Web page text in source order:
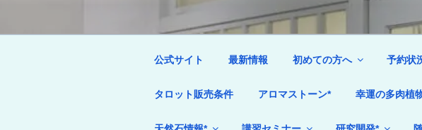
公式サイト 最新情報 初めての方へ 予約状
タロット販売条件 アロマストーン* 幸運の多肉植